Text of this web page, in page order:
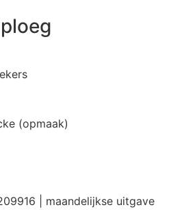
(opmaak)
| maandelijkse uitgave